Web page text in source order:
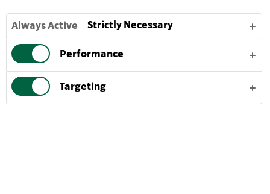
المحمصة المميزة، والحليب الكريمي ونكهة الشوكولاتة الغنية -
هذه تحلية مثالية، سواء كنت في المنزل أو أثناء تنقلك.
لتستمتع بأفضل مذاق لقهوة Starbucks Frappuccino® Mocha
Strictly Necessary
Always Active
Performance
Targeting